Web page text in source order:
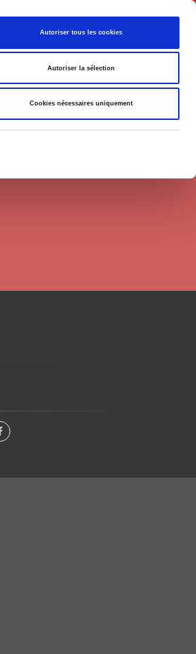
Autoriser tous les cookies
Autoriser la sélection
Cookies nécessaires uniquement